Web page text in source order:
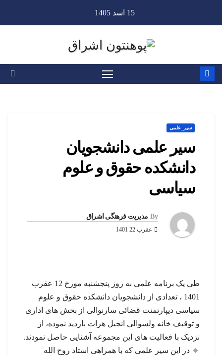
15 اسد 1405
سیر_علمی
سیر علمی دانشجویان
دانشکده حقوق و علوم
سیاسی
By مدیریت فرهنگی اشراق
عقرب 22 1401
طی یک برنامه علمی به روز پنجشنبه مورخ 12 عقرب
1401 ، تعدادی از دانشجویان دانشکده حقوق و علوم
سیاسی دیپارتمنت قضائی سارنوالی از بخش های اداری
و توقیف خانه ولسوالی انجیل هرات بازدید نموده، از
نزدیک با فعالیت های این مجموعه آشنایی حاصل نمودند.
🔸 در این سیر علمی که با همراهی استاد روح الله